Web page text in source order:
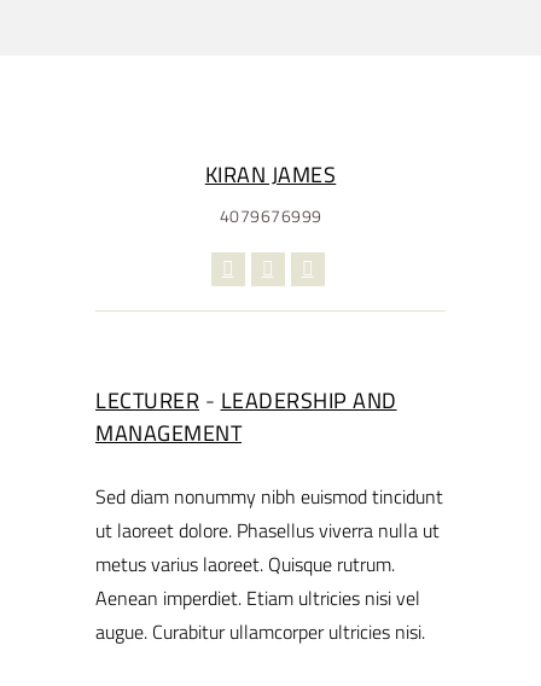
KIRAN JAMES
4079676999
LECTURER - LEADERSHIP AND
MANAGEMENT
Sed diam nonummy nibh euismod tincidunt
ut laoreet dolore. Phasellus viverra nulla ut
metus varius laoreet. Quisque rutrum.
Aenean imperdiet. Etiam ultricies nisi vel
augue. Curabitur ullamcorper ultricies nisi.